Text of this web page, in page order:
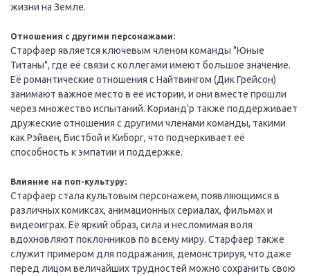
жизни на Земле.
Отношения с другими персонажами:
Старфаер является ключевым членом команды "Юные
Титаны", где её связи с коллегами имеют большое значение.
Её романтические отношения с Найтвингом (Дик Грейсон)
занимают важное место в её истории, и они вместе прошли
через множество испытаний. Корианд'р также поддерживает
дружеские отношения с другими членами команды, такими
как Рэйвен, Бистбой и Киборг, что подчеркивает её
способность к эмпатии и поддержке.
Влияние на поп-культуру:
Старфаер стала культовым персонажем, появляющимся в
различных комиксах, анимационных сериалах, фильмах и
видеоиграх. Её яркий образ, сила и несломимая воля
вдохновляют поклонников по всему миру. Старфаер также
служит примером для подражания, демонстрируя, что даже
перед лицом величайших трудностей можно сохранить свою